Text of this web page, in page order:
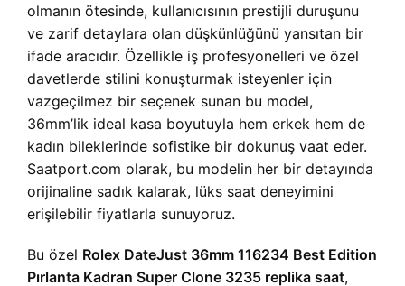
olmanın ötesinde, kullanıcısının prestijli duruşunu
ve zarif detaylara olan düşkünlüğünü yansıtan bir
ifade aracıdır. Özellikle iş profesyonelleri ve özel
davetlerde stilini konuşturmak isteyenler için
vazgeçilmez bir seçenek sunan bu model,
36mm’lik ideal kasa boyutuyla hem erkek hem de
kadın bileklerinde sofistike bir dokunuş vaat eder.
Saatport.com olarak, bu modelin her bir detayında
orijinaline sadık kalarak, lüks saat deneyimini
erişilebilir fiyatlarla sunuyoruz.
Bu özel Rolex DateJust 36mm 116234 Best Edition
Pırlanta Kadran Super Clone 3235 replika saat,